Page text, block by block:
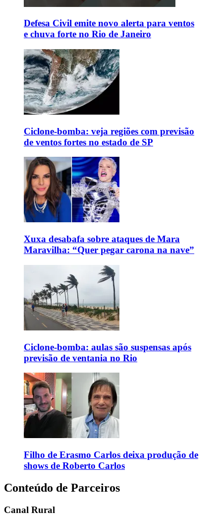
Defesa Civil emite novo alerta para ventos
e chuva forte no Rio de Janeiro
Ciclone-bomba: veja regiões com previsão
de ventos fortes no estado de SP
Xuxa desabafa sobre ataques de Mara
Maravilha: “Quer pegar carona na nave”
Ciclone-bomba: aulas são suspensas após
previsão de ventania no Rio
Filho de Erasmo Carlos deixa produção de
shows de Roberto Carlos
Conteúdo de Parceiros
Canal Rural